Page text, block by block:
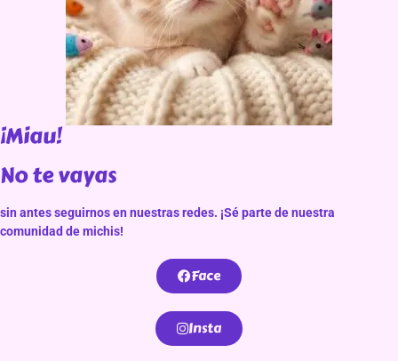
¡Miau!
No te vayas
sin antes seguirnos en nuestras redes. ¡Sé parte de nuestra
comunidad de michis!
Face
Insta